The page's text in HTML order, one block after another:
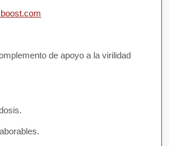
de apoyo a la virilidad